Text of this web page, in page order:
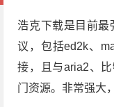
浩克下载是目前最
议，包括ed2k、
接，且与aria2、
门资源。非常强大